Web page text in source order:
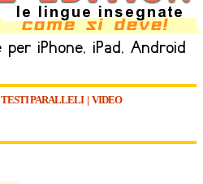
TESTI PARALLELI| VIDEO